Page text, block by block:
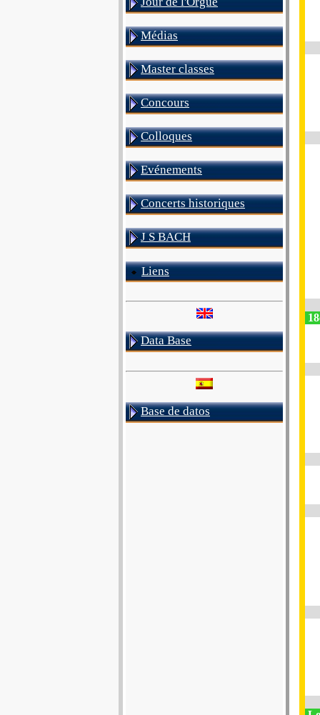
Médias
Master classes
Concours
Colloques
Evénements
Concerts historiques
J S BACH
Liens
Data Base
Base de datos